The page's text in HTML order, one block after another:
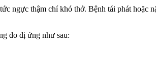
ngực thậm chí khó thở. Bệnh tái phát hoặc
do dị ứng như sau: